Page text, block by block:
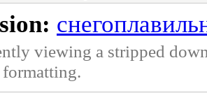
viewing a stripped